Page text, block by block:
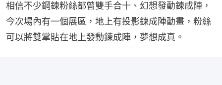
相信不少鋼鍊粉絲都曾雙手合十、幻想發動鍊成陣，
今次場內有一個展區，地上有投影鍊成陣動畫，粉絲
可以將雙掌貼在地上發動鍊成陣，夢想成真。